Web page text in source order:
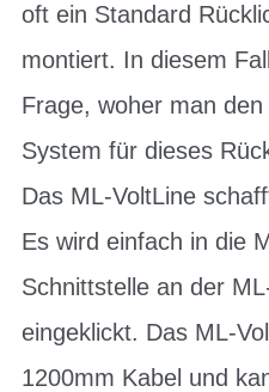
oft ein Standard
montiert. In diesem
Frage, woher man
System für dieses
Das ML-VoltLine
Es wird einfach in die
Schnittstelle an der
eingeklickt. Das ML-
1200mm Kabel und